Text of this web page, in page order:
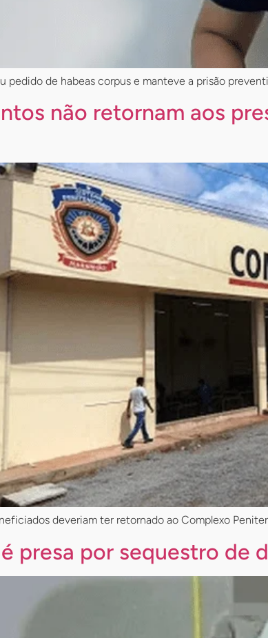
pedido de habeas corpus e manteve a prisão
não retornam aos
deveriam ter retornado ao Complexo
presa por sequestro de